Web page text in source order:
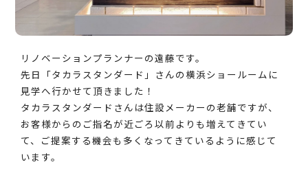
リノベーションプランナーの遠藤です。
先日「タカラスタンダード」さんの横浜ショールームに
見学へ行かせて頂きました！
タカラスタンダードさんは住設メーカーの老舗ですが、
お客様からのご指名が近ごろ以前よりも増えてきてい
て、ご提案する機会も多くなってきているように感じて
います。